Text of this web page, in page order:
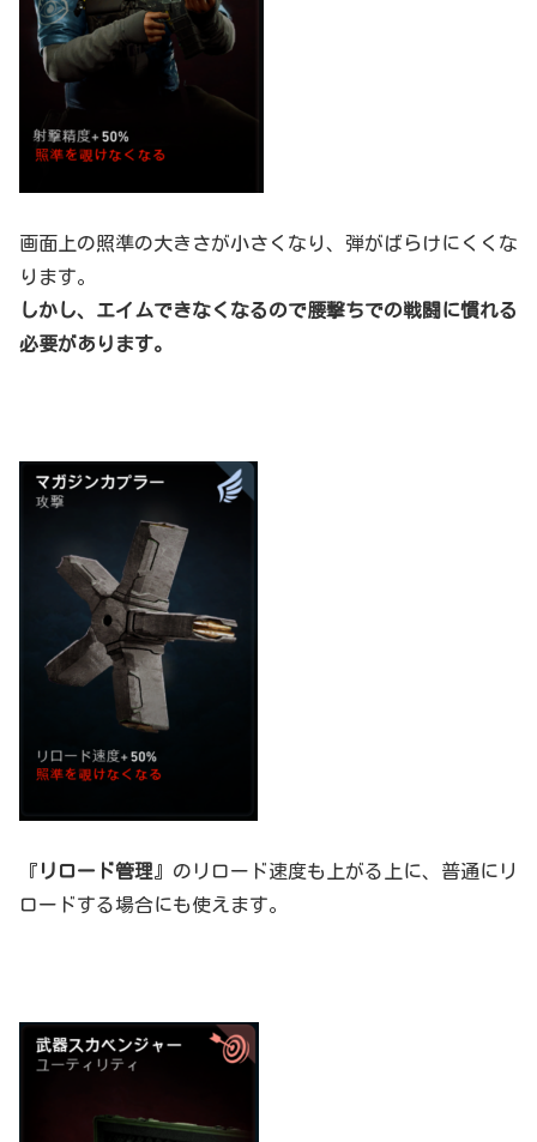
画面上の照準の大きさが小さくなり、弾がばらけにくくな
ります。
しかし、エイムできなくなるので腰撃ちでの戦闘に慣れる
必要があります。
『 リロード管理 』のリロード速度も上がる上に、普通にリ
ロードする場合にも使えます。